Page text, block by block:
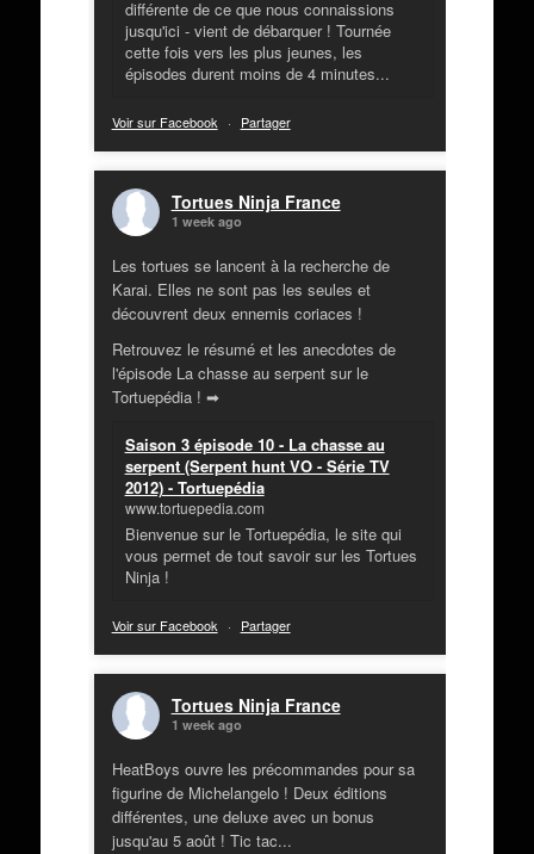
différente de ce que nous connaissions
jusqu'ici - vient de débarquer ! Tournée
cette fois vers les plus jeunes, les
épisodes durent moins de 4 minutes...
Voir sur Facebook · Partager
Tortues Ninja France
1 week ago
Les tortues se lancent à la recherche de
Karai. Elles ne sont pas les seules et
découvrent deux ennemis coriaces !
Retrouvez le résumé et les anecdotes de
l'épisode La chasse au serpent sur le
Tortuepédia ! ➡
Saison 3 épisode 10 - La chasse au
serpent (Serpent hunt VO - Série TV
2012) - Tortuepédia
www.tortuepedia.com
Bienvenue sur le Tortuepédia, le site qui
vous permet de tout savoir sur les Tortues
Ninja !
Voir sur Facebook · Partager
Tortues Ninja France
1 week ago
HeatBoys ouvre les précommandes pour sa
figurine de Michelangelo ! Deux éditions
différentes, une deluxe avec un bonus
jusqu'au 5 août ! Tic tac...